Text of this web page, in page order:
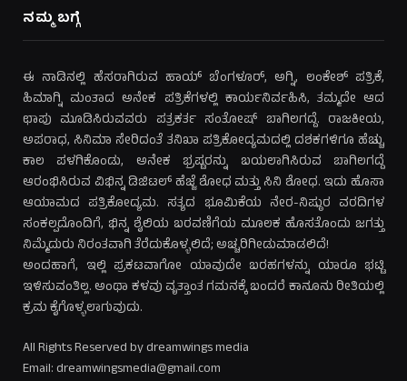
ನಮ್ಮ ಬಗ್ಗೆ
ಈ ನಾಡಿನಲ್ಲಿ ಹೆಸರಾಗಿರುವ ಹಾಯ್ ಬೆಂಗಳೂರ್, ಅಗ್ನಿ, ಲಂಕೇಶ್ ಪತ್ರಿಕೆ,
ಹಿಮಾಗ್ನಿ ಮಂತಾದ ಅನೇಕ ಪತ್ರಿಕೆಗಳಲ್ಲಿ ಕಾರ್ಯನಿರ್ವಹಿಸಿ, ತಮ್ಮದೇ ಆದ
ಛಾಪು ಮೂಡಿಸಿರುವವರು ಪತ್ರಕರ್ತ ಸಂತೋಷ್ ಬಾಗಿಲಗದ್ದೆ. ರಾಜಕೀಯ,
ಅಪರಾಧ, ಸಿನಿಮಾ ಸೇರಿದಂತೆ ತನಿಖಾ ಪತ್ರಿಕೋದ್ಯಮದಲ್ಲಿ ದಶಕಗಳಿಗೂ ಹೆಚ್ಚು
ಕಾಲ ಪಳಗಿಕೊಂಡು, ಅನೇಕ ಭ್ರಷ್ಟರನ್ನು ಬಯಲಾಗಿಸಿರುವ ಬಾಗಿಲಗದ್ದೆ
ಆರಂಭಿಸಿರುವ ವಿಭಿನ್ನ ಡಿಜಿಟಲ್ ಹೆಜ್ಜೆ ಶೋಧ ಮತ್ತು ಸಿನಿ ಶೋಧ. ಇದು ಹೊಸಾ
ಆಯಾಮದ ಪತ್ರಿಕೋದ್ಯಮ. ಸತ್ಯದ ಭೂಮಿಕೆಯ ನೇರ-ನಿಷ್ಠುರ ವರದಿಗಳ
ಸಂಕಲ್ಪದೊಂದಿಗೆ, ಭಿನ್ನ ಶೈಲಿಯ ಬರವಣಿಗೆಯ ಮೂಲಕ ಹೊಸತೊಂದು ಜಗತ್ತು
ನಿಮ್ಮೆದುರು ನಿರಂತವಾಗಿ ತೆರೆದುಕೊಳ್ಳಲಿದೆ; ಅಚ್ಚರಿಗೀಡುಮಾಡಲಿದೆ!
ಅಂದಹಾಗೆ, ಇಲ್ಲಿ ಪ್ರಕಟವಾಗೋ ಯಾವುದೇ ಬರಹಗಳನ್ನು ಯಾರೂ ಭಟ್ಟಿ
ಇಳಿಸುವಂತಿಲ್ಲ. ಅಂಥಾ ಕಳವು ವೃತ್ತಾಂತ ಗಮನಕ್ಕೆ ಬಂದರೆ ಕಾನೂನು ರೀತಿಯಲ್ಲಿ
ಕ್ರಮ ಕೈಗೊಳ್ಳಲಾಗುವುದು.
All Rights Reserved by dreamwings media
Email: dreamwingsmedia@gmail.com